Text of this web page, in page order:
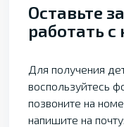
Оставьте
работать
Для получения
воспользуйтесь
позвоните на
напишите на почту: